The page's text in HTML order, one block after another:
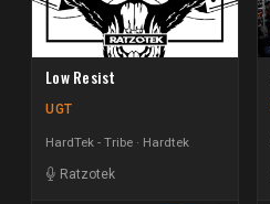
Low Resist
UGT
HardTek - Tribe Hardtek
Ratzotek